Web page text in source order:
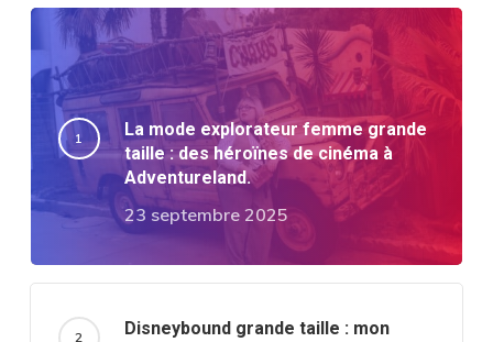
La mode explorateur femme grande
taille : des héroïnes de cinéma à
Adventureland.
23 septembre 2025
Disneybound grande taille : mon